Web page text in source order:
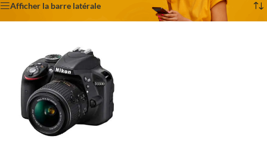
Afficher la barre latérale